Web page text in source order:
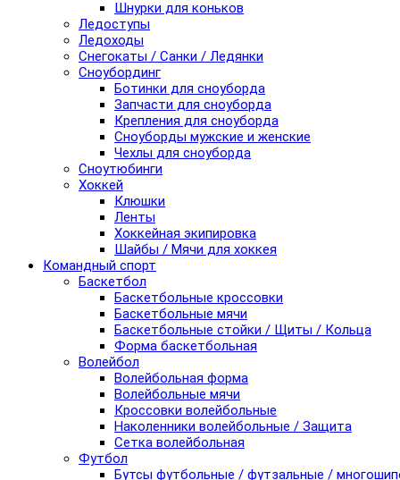
Шнурки для коньков
Ледоступы
Ледоходы
Снегокаты / Санки / Ледянки
Сноубординг
Ботинки для сноуборда
Запчасти для сноуборда
Крепления для сноуборда
Сноуборды мужские и женские
Чехлы для сноуборда
Сноутюбинги
Хоккей
Клюшки
Ленты
Хоккейная экипировка
Шайбы / Мячи для хоккея
Командный спорт
Баскетбол
Баскетбольные кроссовки
Баскетбольные мячи
Баскетбольные стойки / Щиты / Кольца
Форма баскетбольная
Волейбол
Волейбольная форма
Волейбольные мячи
Кроссовки волейбольные
Наколенники волейбольные / Защита
Сетка волейбольная
Футбол
Бутсы футбольные / футзальные /